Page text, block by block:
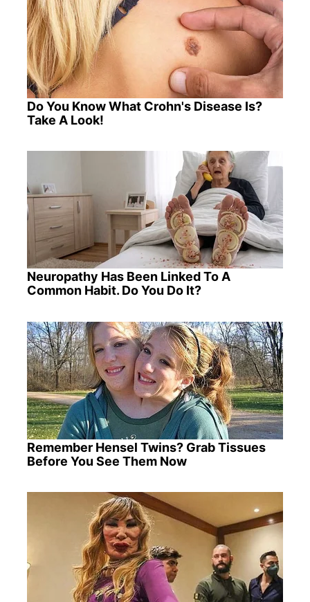
Do You Know What Crohn's Disease Is?
Take A Look!
Neuropathy Has Been Linked To A
Common Habit. Do You Do It?
Remember Hensel Twins? Grab Tissues
Before You See Them Now